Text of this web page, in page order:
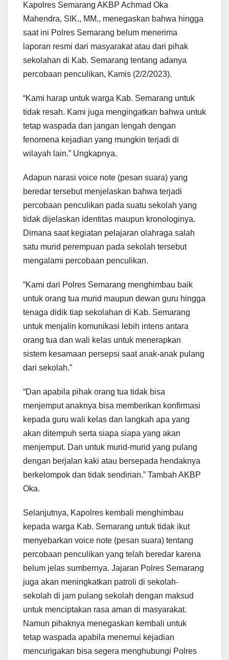
Kapolres Semarang AKBP Achmad Oka
Mahendra, SIK., MM., menegaskan bahwa hingga
saat ini Polres Semarang belum menerima
laporan resmi dari masyarakat atau dari pihak
sekolahan di Kab. Semarang tentang adanya
percobaan penculikan, Kamis (2/2/2023).
“Kami harap untuk warga Kab. Semarang untuk
tidak resah. Kami juga mengingatkan bahwa untuk
tetap waspada dan jangan lengah dengan
fenomena kejadian yang mungkin terjadi di
wilayah lain.” Ungkapnya.
Adapun narasi voice note (pesan suara) yang
beredar tersebut menjelaskan bahwa terjadi
percobaan penculikan pada suatu sekolah yang
tidak dijelaskan identitas maupun kronologinya.
Dimana saat kegiatan pelajaran olahraga salah
satu murid perempuan pada sekolah tersebut
mengalami percobaan penculikan.
“Kami dari Polres Semarang menghimbau baik
untuk orang tua murid maupun dewan guru hingga
tenaga didik tiap sekolahan di Kab. Semarang
untuk menjalin komunikasi lebih intens antara
orang tua dan wali kelas untuk menerapkan
sistem kesamaan persepsi saat anak-anak pulang
dari sekolah.”
“Dan apabila pihak orang tua tidak bisa
menjemput anaknya bisa memberikan konfirmasi
kepada guru wali kelas dan langkah apa yang
akan ditempuh serta siapa siapa yang akan
menjemput. Dan untuk murid-murid yang pulang
dengan berjalan kaki atau bersepada hendaknya
berkelompok dan tidak sendirian.” Tambah AKBP
Oka.
Selanjutnya, Kapolres kembali menghimbau
kepada warga Kab. Semarang untuk tidak ikut
menyebarkan voice note (pesan suara) tentang
percobaan penculikan yang telah beredar karena
belum jelas sumbernya. Jajaran Polres Semarang
juga akan meningkatkan patroli di sekolah-
sekolah di jam pulang sekolah dengan maksud
untuk menciptakan rasa aman di masyarakat.
Namun pihaknya menegaskan kembali untuk
tetap waspada apabila menemui kejadian
mencurigakan bisa segera menghubungi Polres